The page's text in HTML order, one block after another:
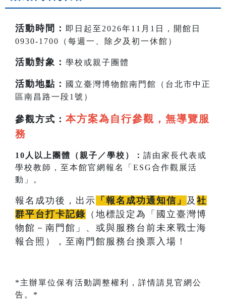
活動時間 ：
即日起至2026年11月1日，開館日
0930-1700（每週一、除夕及初一休館）
活動對象： 學校或親子團體
活動地點 ：
國立臺灣博物館南門館（台北市中正
區南昌路一段1號）
參觀方式： 本方案為自行參觀，無導覽服
務
10人以上團體（親子／學校）： 請由家長代表或
學校教師，至本館官網報名「ESG合作觀展活
動」。
報名成功後，出示 「報名成功通知信」 及 社
群平台打卡記錄 （地標設定為「國立臺灣博
物館－南門館」、或與服務台前未來戰士海
報合照），至南門館服務台換票入場！
*主辦單位保有活動調整權利，詳情請見官網公
告。*